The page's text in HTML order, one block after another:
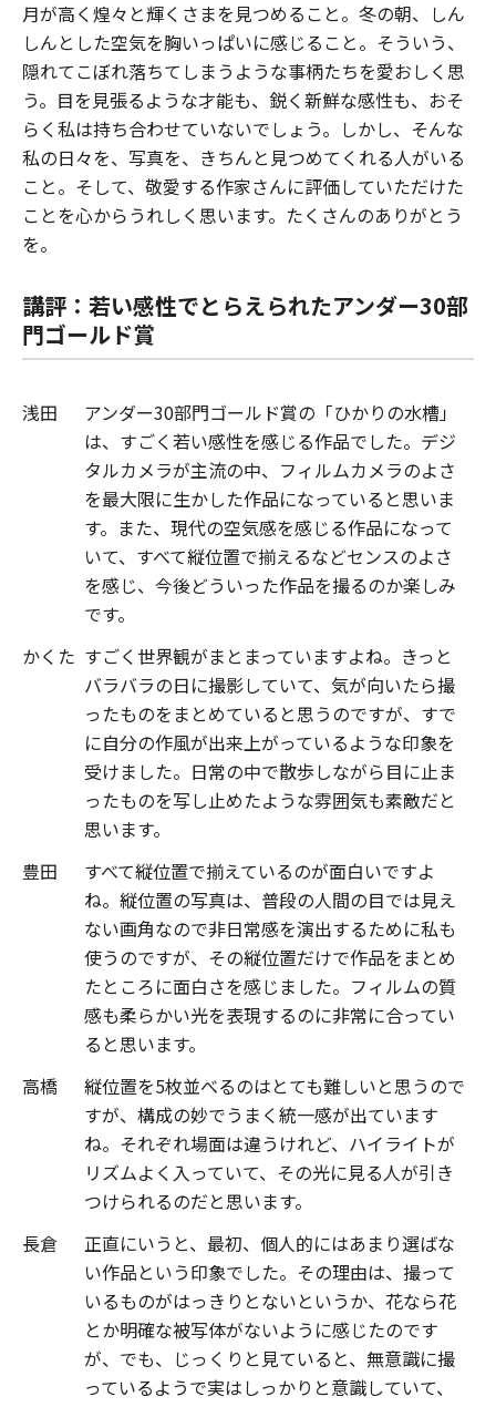
月が高く煌々と輝くさまを見つめること。冬の朝、しん
しんとした空気を胸いっぱいに感じること。そういう、
隠れてこぼれ落ちてしまうような事柄たちを愛おしく思
う。目を見張るような才能も、鋭く新鮮な感性も、おそ
らく私は持ち合わせていないでしょう。しかし、そんな
私の日々を、写真を、きちんと見つめてくれる人がいる
こと。そして、敬愛する作家さんに評価していただけた
ことを心からうれしく思います。たくさんのありがとう
を。
講評：若い感性でとらえられたアンダー30部
門ゴールド賞
浅田
アンダー30部門ゴールド賞の「ひかりの水槽」
は、すごく若い感性を感じる作品でした。デジ
タルカメラが主流の中、フィルムカメラのよさ
を最大限に生かした作品になっていると思いま
す。また、現代の空気感を感じる作品になって
いて、すべて縦位置で揃えるなどセンスのよさ
を感じ、今後どういった作品を撮るのか楽しみ
です。
かくた すごく世界観がまとまっていますよね。きっと
バラバラの日に撮影していて、気が向いたら撮
ったものをまとめていると思うのですが、すで
に自分の作風が出来上がっているような印象を
受けました。日常の中で散歩しながら目に止ま
ったものを写し止めたような雰囲気も素敵だと
思います。
豊田
すべて縦位置で揃えているのが面白いですよ
ね。縦位置の写真は、普段の人間の目では見え
ない画角なので非日常感を演出するために私も
使うのですが、その縦位置だけで作品をまとめ
たところに面白さを感じました。フィルムの質
感も柔らかい光を表現するのに非常に合ってい
ると思います。
高橋
縦位置を5枚並べるのはとても難しいと思うので
すが、構成の妙でうまく統一感が出ています
ね。それぞれ場面は違うけれど、ハイライトが
リズムよく入っていて、その光に見る人が引き
つけられるのだと思います。
長倉
正直にいうと、最初、個人的にはあまり選ばな
い作品という印象でした。その理由は、撮って
いるものがはっきりとないというか、花なら花
とか明確な被写体がないように感じたのです
が、でも、じっくりと見ていると、無意識に撮
っているようで実はしっかりと意識していて、